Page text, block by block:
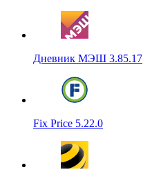
Дневник МЭШ 3.85.17
Fix Price 5.22.0